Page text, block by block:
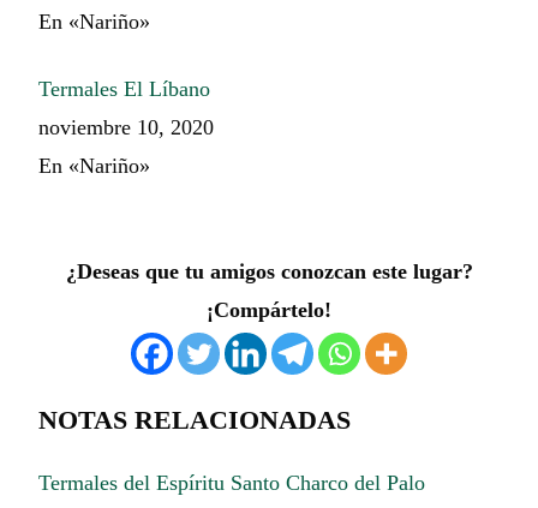
En «Nariño»
Termales El Líbano
noviembre 10, 2020
En «Nariño»
¿Deseas que tu amigos conozcan este lugar?
¡Compártelo!
NOTAS RELACIONADAS
Termales del Espíritu Santo Charco del Palo